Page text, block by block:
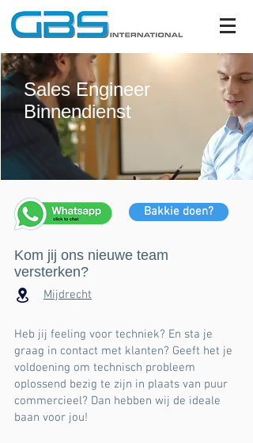
Sales Engineer
Binnendienst
Bakkie doen?
Kom jij ons nieuwe team
versterken?
Mijdrecht
Heb jij feeling voor techniek? En sta je
graag in contact met klanten? Geeft het je
voldoening om technisch probleem
oplossend bezig te zijn in plaats van puur
commercieel? Dan hebben wij de ideale
baan voor jou!